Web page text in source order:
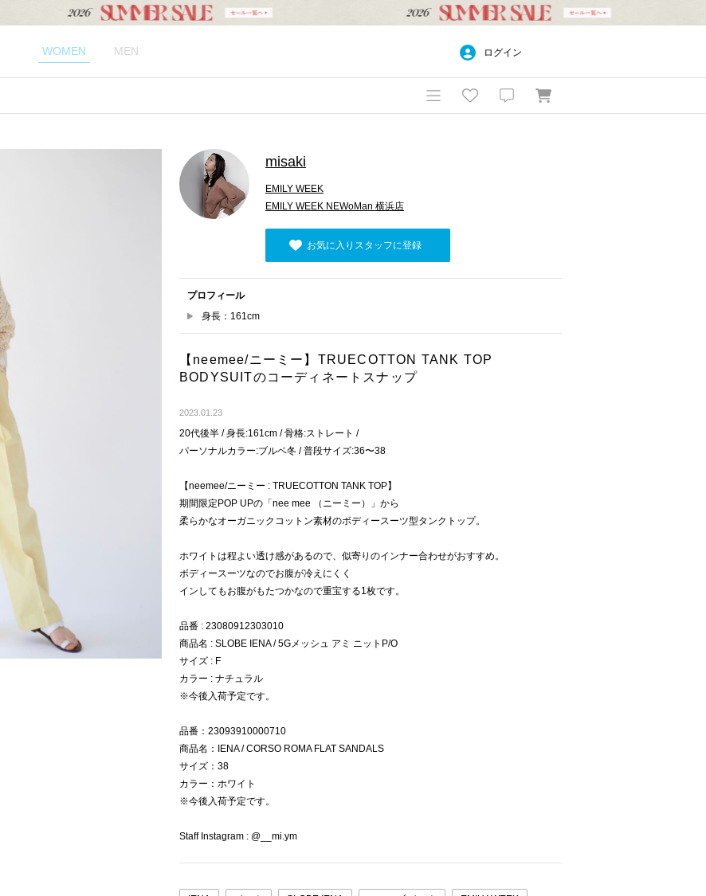
WOMEN MEN ログイン
misaki
EMILY WEEK
EMILY WEEK NEWoMan 横浜店
お気に入りスタッフに登録
プロフィール
身長：161cm
【neemee/ニーミー】TRUECOTTON TANK TOP
BODYSUITのコーディネートスナップ
2023.01.23
20代後半 / 身長:161cm / 骨格:ストレート /
パーソナルカラー:ブルベ冬 / 普段サイズ:36〜38
【neemee/ニーミー : TRUECOTTON TANK TOP】
期間限定POP UPの「nee mee （ニーミー）」から
柔らかなオーガニックコットン素材のボディースーツ型タンクトップ。
ホワイトは程よい透け感があるので、似寄りのインナー合わせがおすすめ。
ボディースーツなのでお腹が冷えにくく
インしてもお腹がもたつかなので重宝する1枚です。
品番 : 23080912303010
商品名 : SLOBE IENA / 5Gメッシュ アミ ニットP/O
サイズ : F
カラー : ナチュラル
※今後入荷予定です。
品番：23093910000710
商品名：IENA / CORSO ROMA FLAT SANDALS
サイズ：38
カラー：ホワイト
※今後入荷予定です。
Staff Instagram : @__mi.ym